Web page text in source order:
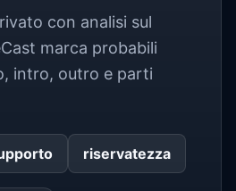
con analisi sul
marca probabili
intro, outro e parti
riservatezza